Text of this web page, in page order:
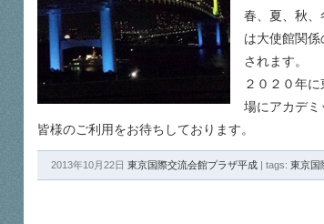
春、夏、秋
は大使館関
されます。
２０２０年
場にアカデミ
皆様のご利用をお待ちしております。
2013年10月22日 東京国際交流会館プラザ平成 | tags: 東京国